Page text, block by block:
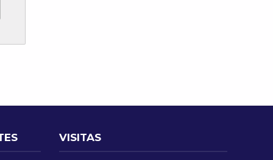
VISITAS